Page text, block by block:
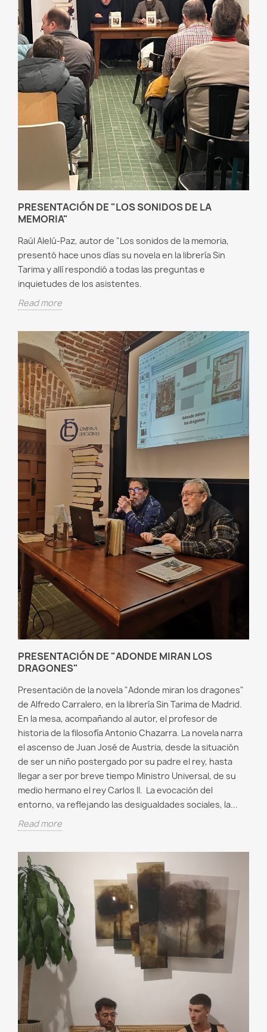
PRESENTACIÓN DE "LOS SONIDOS DE LA
MEMORIA"
Raúl Alelú-Paz, autor de "Los sonidos de la memoria,
presentó hace unos días su novela en la librería Sin
Tarima y allí respondió a todas las preguntas e
inquietudes de los asistentes.
Read more
PRESENTACIÓN DE "ADONDE MIRAN LOS
DRAGONES"
Presentación de la novela "Adonde miran los dragones"
de Alfredo Carralero, en la librería Sin Tarima de Madrid.
En la mesa, acompañando al autor, el profesor de
historia de la filosofía Antonio Chazarra. La novela narra
el ascenso de Juan José de Austria, desde la situación
de ser un niño postergado por su padre el rey, hasta
llegar a ser por breve tiempo Ministro Universal, de su
medio hermano el rey Carlos II. La evocación del
entorno, va reflejando las desigualdades sociales, la...
Read more